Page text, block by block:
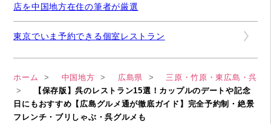
店を中国地方在住の筆者が厳選
東京でいま予約できる個室レストラン
ホーム 中国地方 広島県
三原・竹原・東広島・呉
【保存版】呉のレストラン15選！カップルのデートや記念
日にもおすすめ【広島グルメ通が徹底ガイド】完全予約制・絶景
フレンチ・ブリしゃぶ・呉グルメも